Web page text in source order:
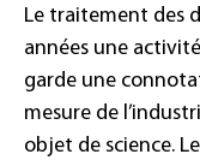
Le traitement des
années une
garde une
mesure de
objet de science.